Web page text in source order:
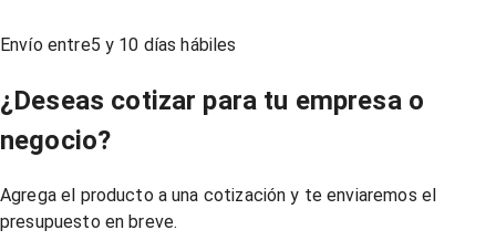
Envío entre5 y 10 días hábiles
¿Deseas cotizar para tu empresa o
negocio?
Agrega el producto a una cotización y te enviaremos el
presupuesto en breve.